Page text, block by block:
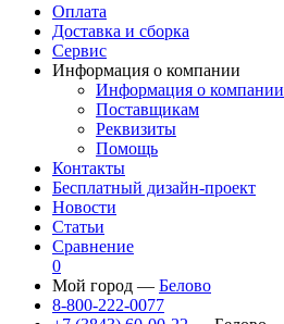
Оплата
Доставка и сборка
Сервис
Информация о компании
Информация о компании
Поставщикам
Реквизиты
Помощь
Контакты
Бесплатный дизайн-проект
Новости
Статьи
Сравнение
0
Мой город — Белово
8-800-222-0077